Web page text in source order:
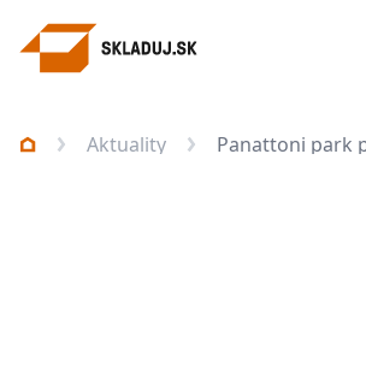
Aktuality Panattoni park